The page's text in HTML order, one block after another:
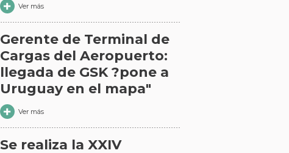
Ver más
Gerente de Terminal de
Cargas del Aeropuerto:
llegada de GSK ?pone a
Uruguay en el mapa"
Ver más
Se realiza la XXIV